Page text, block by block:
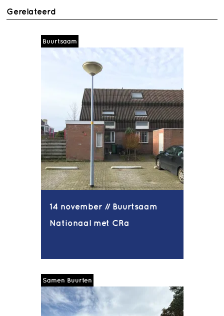
Gerelateerd
Buurtsaam
14 november // Buurtsaam
Nationaal met CRa
Samen Buurten